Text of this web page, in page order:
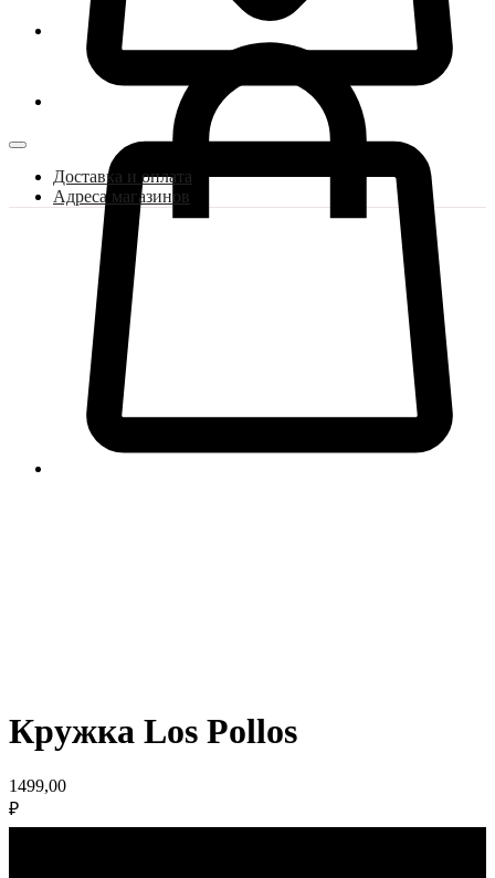
Доставка и оплата
Адреса магазинов
Кружка Los Pollos
1499,00
₽